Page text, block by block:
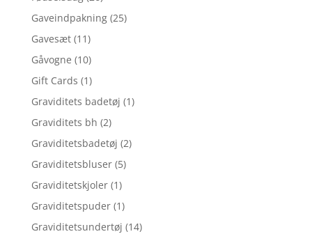
Gaveindpakning (25)
Gavesæt (11)
Gåvogne (10)
Gift Cards (1)
Graviditets badetøj (1)
Graviditets bh (2)
Graviditetsbadetøj (2)
Graviditetsbluser (5)
Graviditetskjoler (1)
Graviditetspuder (1)
Graviditetsundertøj (14)